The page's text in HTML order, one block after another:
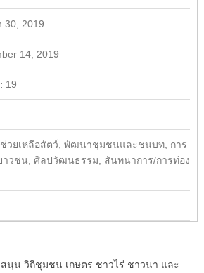
30, 2019
14, 2019
19
ช่วยเหลือสัตว์, พัฒนาชุมชนและชนบท, การ
วชน, ศิลปวัฒนธรรม, สันทนาการ/การท่อง
นุน วิถีชุมชน เกษตร ชาวไร่ ชาวนา และ